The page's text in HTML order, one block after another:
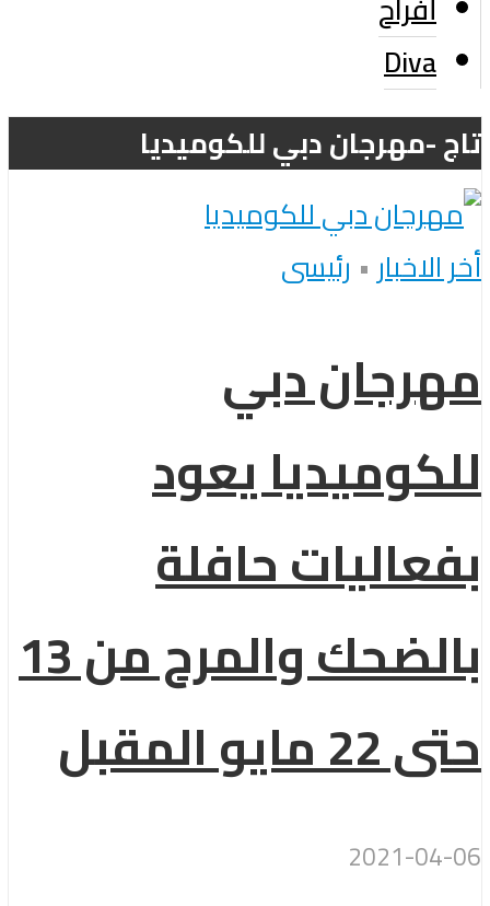
Diva
تاج -مهرجان دبي للكوميديا
أخر الاخبار• رئيسى
مهرجان دبي
للكوميديا يعود
بفعاليات حافلة
بالضحك والمرح من 13
حتى 22 مايو المقبل
2021-04-06